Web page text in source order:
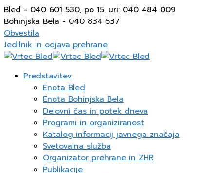
Bled - 040 601 530, po 15. uri: 040 484 009
Bohinjska Bela - 040 834 537
Obvestila
Jedilnik in odjava prehrane
Predstavitev
Enota Bled
Enota Bohinjska Bela
Delovni čas in potek dneva
Programi in organiziranost
Katalog informacij javnega značaja
Svetovalna služba
Organizator prehrane in ZHR
Publikacije